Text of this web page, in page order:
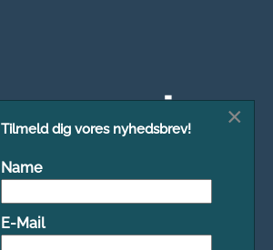
×
Tilmeld dig vores nyhedsbrev!
Name
E-Mail